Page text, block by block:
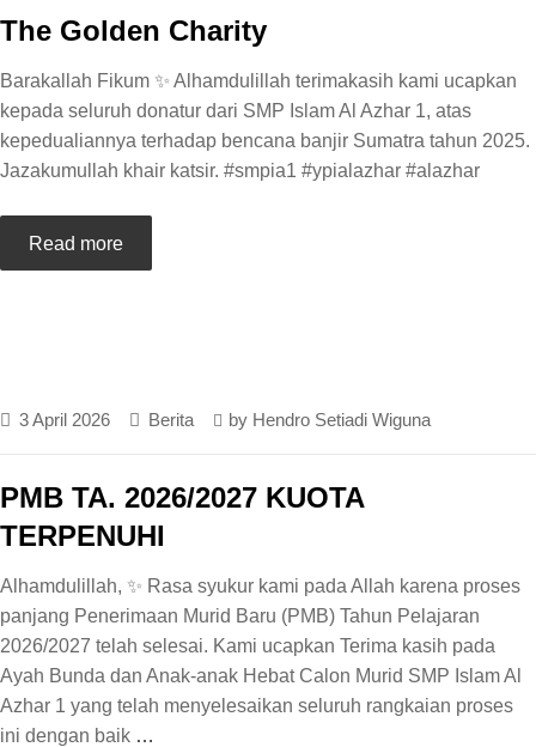
The Golden Charity
Barakallah Fikum ✨ Alhamdulillah terimakasih kami ucapkan
kepada seluruh donatur dari SMP Islam Al Azhar 1, atas
kepedualiannya terhadap bencana banjir Sumatra tahun 2025.
Jazakumullah khair katsir. #smpia1 #ypialazhar #alazhar
Read more
3 April 2026 Berita by Hendro Setiadi Wiguna
PMB TA. 2026/2027 KUOTA
TERPENUHI
Alhamdulillah, ✨ Rasa syukur kami pada Allah karena proses
panjang Penerimaan Murid Baru (PMB) Tahun Pelajaran
2026/2027 telah selesai. Kami ucapkan Terima kasih pada
Ayah Bunda dan Anak-anak Hebat Calon Murid SMP Islam Al
Azhar 1 yang telah menyelesaikan seluruh rangkaian proses
ini dengan baik …